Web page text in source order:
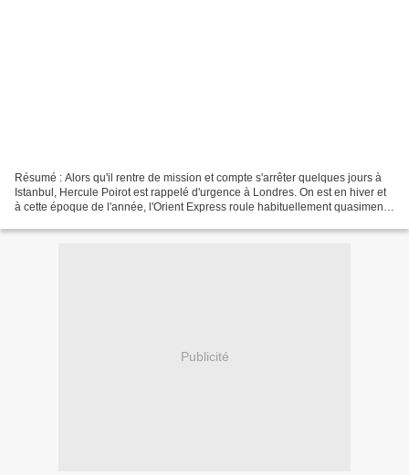
Résumé : Alors qu'il rentre de mission et compte s'arrêter quelques jours à
Istanbul, Hercule Poirot est rappelé d'urgence à Londres. On est en hiver et
à cette époque de l'année, l'Orient Express roule habituellement quasiment
Publicité